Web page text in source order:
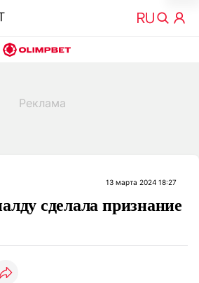
13 марта 2024 18:27
сделала признание